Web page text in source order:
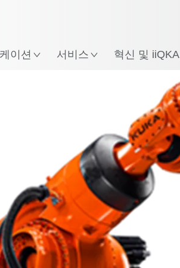
이션 서비스 혁신 및 iiQKA